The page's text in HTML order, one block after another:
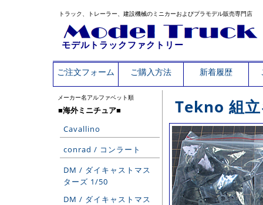
トラック、トレーラー、建設機械のミニカーおよびプラモデル販売専門店
モデルトラックファクトリー
ご注文フォーム ご購入方法 新着履歴
メーカー名アルファベット順
■海外ミニチュア■
Cavallino
conrad / コンラート
DM / ダイキャストマス
ターズ 1/50
DM / ダイキャストマス
Tekno 組